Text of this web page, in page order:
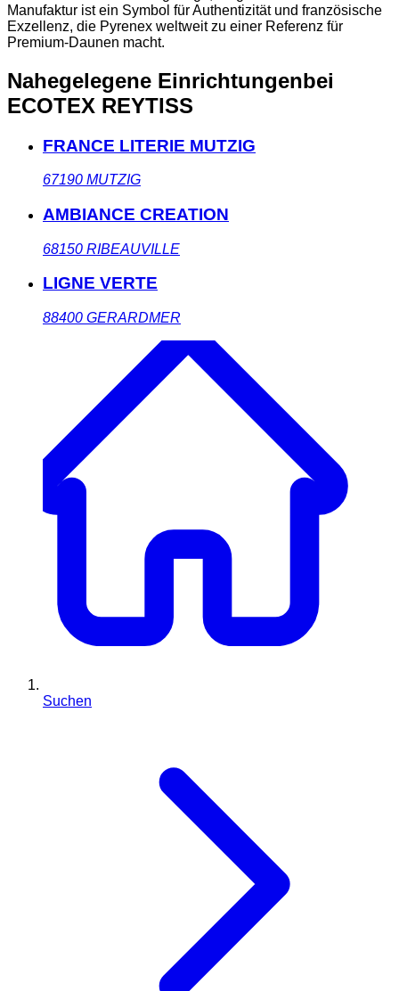
Manufaktur ist ein Symbol für Authentizität und französische
Exzellenz, die Pyrenex weltweit zu einer Referenz für
Premium-Daunen macht.
Nahegelegene Einrichtungenbei
ECOTEX REYTISS
FRANCE LITERIE MUTZIG
67190 MUTZIG
AMBIANCE CREATION
68150 RIBEAUVILLE
LIGNE VERTE
88400 GERARDMER
Suchen